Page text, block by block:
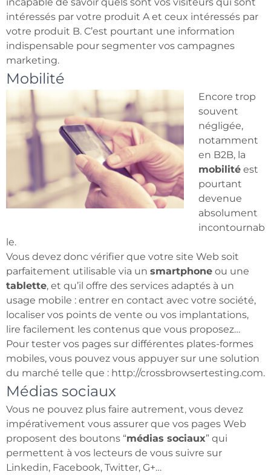
intéressés par votre produit A et ceux intéressés par
votre produit B. C’est pourtant une information
indispensable pour segmenter vos campagnes
marketing.
Mobilité
Encore trop
souvent
négligée,
notamment
en B2B, la
mobilité est
pourtant
devenue
absolument
incontournab
le.
Vous devez donc vérifier que votre site Web soit
parfaitement utilisable via un smartphone ou une
tablette, et qu’il offre des services adaptés à un
usage mobile : entrer en contact avec votre société,
localiser vos points de vente ou vos implantations,
lire facilement les contenus que vous proposez…
Pour tester vos pages sur différentes plates-formes
mobiles, vous pouvez vous appuyer sur une solution
du marché telle que : http://crossbrowsertesting.com.
Médias sociaux
Vous ne pouvez plus faire autrement, vous devez
impérativement vous assurer que vos pages Web
proposent des boutons “médias sociaux” qui
permettent à vos lecteurs de vous suivre sur
Linkedin, Facebook, Twitter, G+…